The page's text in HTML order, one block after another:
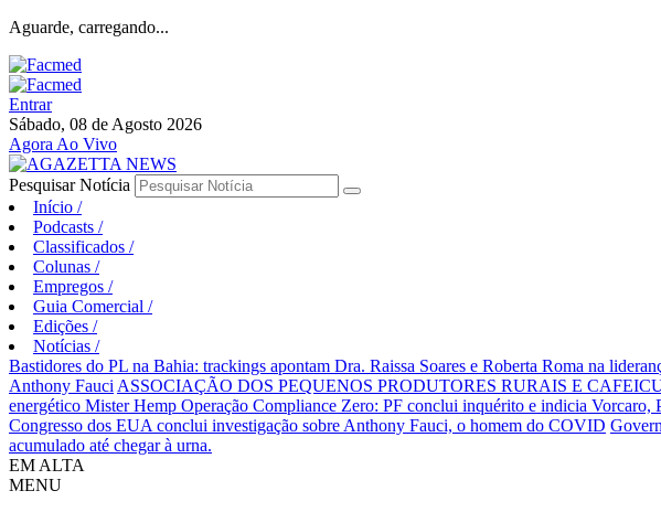
Aguarde, carregando...
Entrar
Sábado, 08 de Agosto 2026
Agora Ao Vivo
Pesquisar Notícia
Início /
Podcasts /
Classificados /
Colunas /
Empregos /
Guia Comercial /
Edições /
Notícias /
Bastidores do PL na Bahia: trackings apontam Dra. Raissa Soares e Roberta Roma na
Anthony Fauci ASSOCIAÇÃO DOS PEQUENOS PRODUTORES RURAIS E
energético Mister Hemp Operação Compliance Zero: PF conclui inquérito e indicia Vorcaro,
Congresso dos EUA conclui investigação sobre Anthony Fauci, o homem do COVID
acumulado até chegar à urna.
EM ALTA
MENU